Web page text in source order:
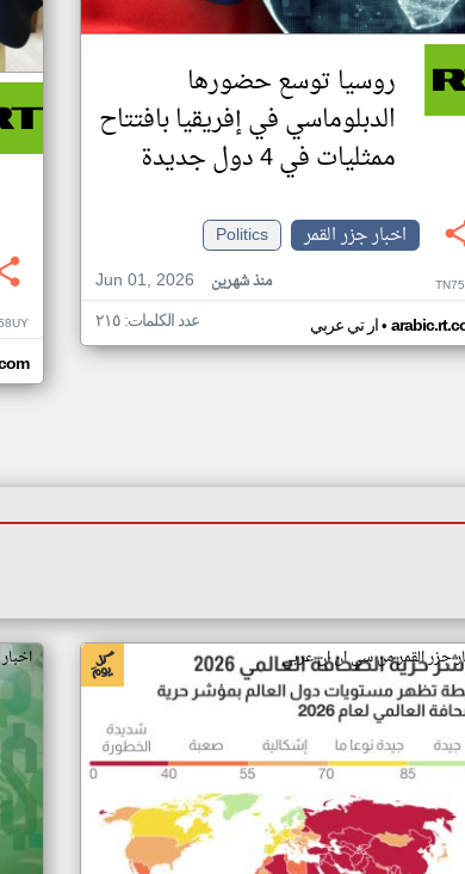
روسيا توسع حضورها
الدبلوماسي في إفريقيا بافتتاح
ممثليات في 4 دول جديدة
اخبار جزر القمر
Politics
Jun 01, 2026
منذ شهرين
ار تي عربي• عدد الكلمات: ٢١٥
جزر القمر من سي ان ان عربي